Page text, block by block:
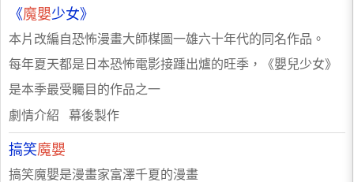
《魔嬰少女》
本片改編自恐怖漫畫大師楳圖一雄六十年代的同名作品。
每年夏天都是日本恐怖電影接踵出爐的旺季，《嬰兒少女》
是本季最受矚目的作品之一
劇情介紹 幕後製作
搞笑魔嬰
搞笑魔嬰是漫畫家富澤千夏的漫畫